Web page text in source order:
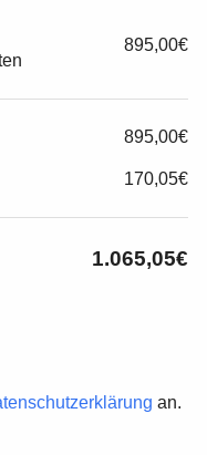
895,00€
895,00€
170,05€
1.065,05€
an.